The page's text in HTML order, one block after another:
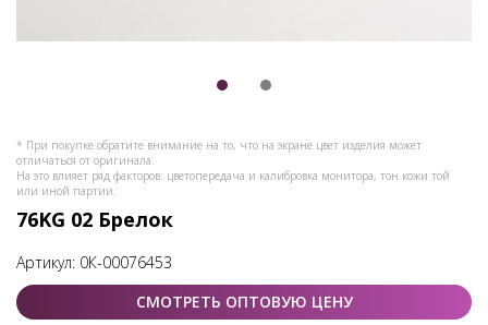
* При покупке обратите внимание на то, что на экране цвет изделия может
отличаться от оригинала.
На это влияет ряд факторов: цветопередача и калибровка монитора, тон кожи той
или иной партии.
76KG 02 Брелок
Артикул: 0К-00076453
СМОТРЕТЬ ОПТОВУЮ ЦЕНУ